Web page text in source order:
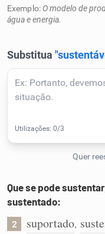
Humanizador de IA
Cata-letras
Conexões
Dicionário
Exemplo: O modelo de
água e energia.
Que se pode
sustentado:
2 suportado,